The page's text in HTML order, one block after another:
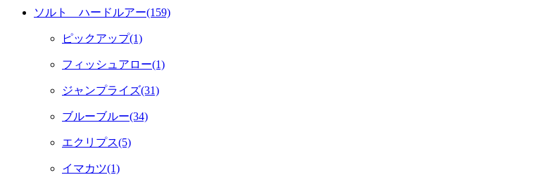
ソルト ハードルアー(159)
ピックアップ(1)
フィッシュアロー(1)
ジャンプライズ(31)
ブルーブルー(34)
エクリプス(5)
イマカツ(1)